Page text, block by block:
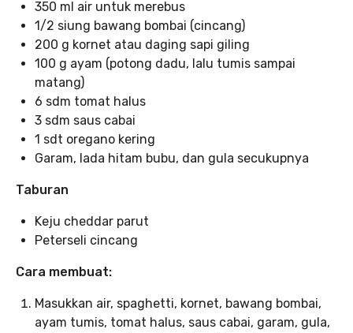
350 ml air untuk merebus
1/2 siung bawang bombai (cincang)
200 g kornet atau daging sapi giling
100 g ayam (potong dadu, lalu tumis sampai
matang)
6 sdm tomat halus
3 sdm saus cabai
1 sdt oregano kering
Garam, lada hitam bubu, dan gula secukupnya
Taburan
Keju cheddar parut
Peterseli cincang
Cara membuat:
Masukkan air, spaghetti, kornet, bawang bombai,
ayam tumis, tomat halus, saus cabai, garam, gula,